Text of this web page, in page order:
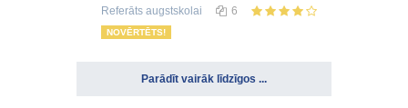
Referāts augstskolai 6
NOVĒRTĒTS!
Parādīt vairāk līdzīgos ...